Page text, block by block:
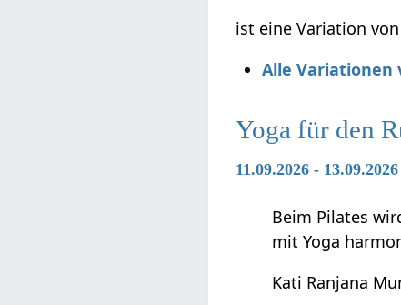
ist eine Variation
Alle Variationen
Yoga für den
11.09.2026 -
Beim Pilates
mit Yoga
Kati Ranjana